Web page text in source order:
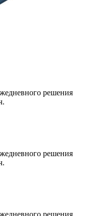
решения
решения
решения